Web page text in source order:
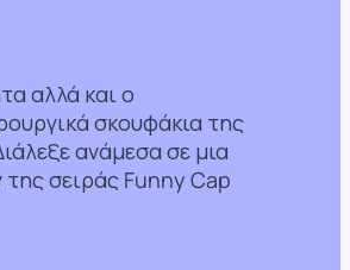
αλλά και ο
σκουφάκια της
ανάμεσα σε μια
σειράς Funny Cap